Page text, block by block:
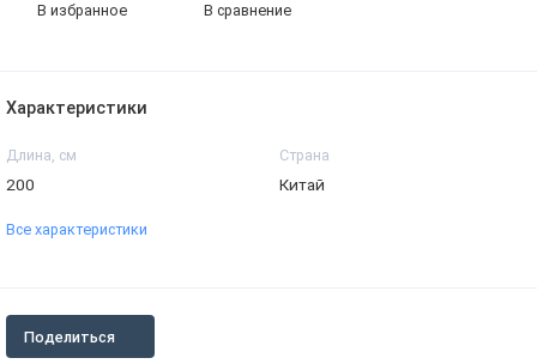
В избранное В сравнение
Характеристики
Длина, см
200
Страна
Китай
Все характеристики
Поделиться